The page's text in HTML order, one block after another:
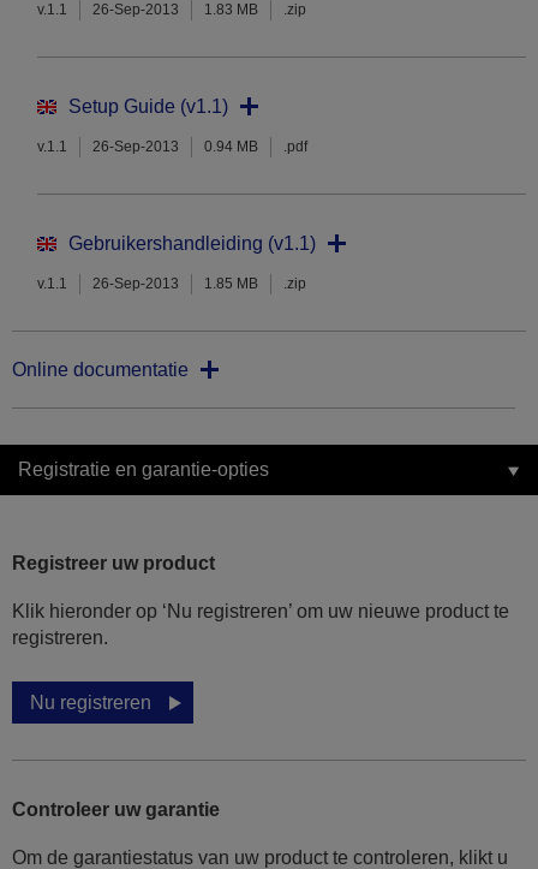
v.1.1 26-Sep-2013 1.83 MB .zip
Setup Guide (v1.1)
v.1.1 26-Sep-2013 0.94 MB .pdf
Gebruikershandleiding (v1.1)
v.1.1 26-Sep-2013 1.85 MB .zip
Online documentatie
Registratie en garantie-opties
Registreer uw product
Klik hieronder op ‘Nu registreren’ om uw nieuwe product te
registreren.
Nu registreren
Controleer uw garantie
Om de garantiestatus van uw product te controleren, klikt u